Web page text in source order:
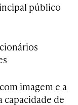
público
imagem e a
capacidade de